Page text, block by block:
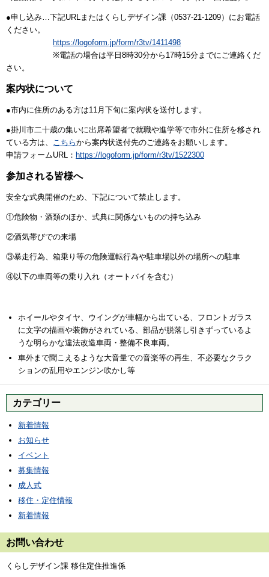
●申し込み…下記URLまたはくらしデザイン課（0537-21-1209）にお電話
ください。
https://logoform.jp/form/r3tv/1411498
※電話の場合は平日8時30分から17時15分までにご連絡くだ
さい。
案内状について
●市内に住所のある方は11月下旬に案内状を送付します。
●掛川市二十歳の集いに出席希望者で就職や進学等で市外に住所を移され
ている方は、
こちらから案内状送付先のご連絡をお願いします。
申請フォームURL： https://logoform.jp/form/r3tv/1522300
参加される皆様へ
安全な式典開催のため、下記について禁止します。
①危険物・酒類のほか、式典に関係ないものの持ち込み
②酒気帯びでの来場
③暴走行為、箱乗り等の危険運転行為や駐車場以外の場所への駐車
④以下の車両等の乗り入れ（オートバイを含む）
ホイールやタイヤ、ウイングが車幅から出ている、フロントガラス
に文字の描画や装飾がされている、部品が脱落し引きずっているよ
うな明らかな違法改造車両・整備不良車両。
車外まで聞こえるような大音量での音楽等の再生、不必要なクラク
ションの乱用やエンジン吹かし等
カテゴリー
新着情報
お知らせ
イベント
募集情報
成人式
移住・定住情報
新着情報
お問い合わせ
くらしデザイン課 移住定住推進係